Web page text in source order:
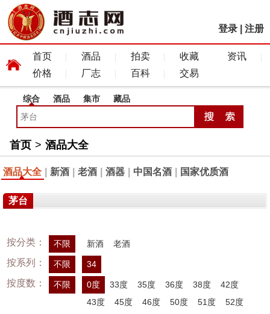
登录 注册
首页 酒品 拍卖 收藏
资讯
价格
厂志 百科 交易
综合 酒品 集市 藏品
首页 > 酒品大全
酒品大全 新酒 老酒 酒器 中国名酒 国家优质酒
茅台
按分类： 不限 新酒 老酒
按系列： 不限 34
按度数： 不限 0度 33度 35度 36度 38度
42度
43度
45度 46度 50度 51度
52度